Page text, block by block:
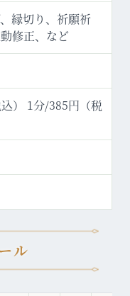
縁切り、祈願祈
修正、など
） 1分/385円（税
ル